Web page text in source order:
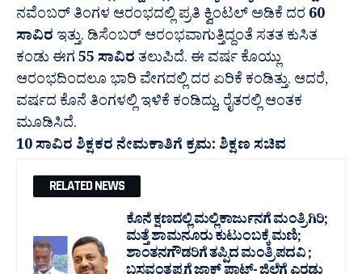
ನವೆಂಬರ್ ತಿಂಗಳ ಆರಂಭದಲ್ಲಿ ಪ್ರತಿ ಕ್ವಿಂಟಲ್ ಅಡಿಕೆ ದರ 60
ಸಾವಿರ ಇತ್ತು. ಡಿಸೆಂಬರ್ ಆರಂಭವಾಗುತ್ತಿದ್ದಂತೆ ಸತತ ಕುಸಿತ
ಕಂಡು ಈಗ55 ಸಾವಿರ ತಲುಪಿದೆ. ಈ ವರ್ಷ ಕೊಯ್ಲು
ಆರಂಭದಿಂದಲೂ ಭಾರಿ ವೇಗದಲ್ಲಿ ದರ ಏರಿಕೆ ಕಂಡಿತ್ತು. ಆದರೆ,‌
ವರ್ಷದ ಕೊನೆ ತಿಂಗಳಲ್ಲಿ ಇಳಿಕೆ ಕಂಡಿದ್ದು, ರೈತರಲ್ಲಿ ಆಂತಕ
ಮೂಡಿಸಿದೆ.
10 ಸಾವಿರ ಶಿಕ್ಷಕರ ನೇಮಕಾತಿಗೆ ಕ್ರಮ: ಶಿಕ್ಷಣ ಸಚಿವ
RELATED NEWS
ಕೊನೆ ಕ್ಷಣದಲ್ಲಿ ಮಲ್ಲಿಕಾರ್ಜುನಗೆ ಮಂತ್ರಿಗಿರಿ;
ಮತ್ತೆ ಶಾಮನೂರು ಕುಟುಂಬಕ್ಕೆ ಮಣಿ;
ಶಾಂತನಗೌಡರಿಗೆ ತಪ್ಪಿದ ಮಂತ್ರಿ ಪದವಿ ;